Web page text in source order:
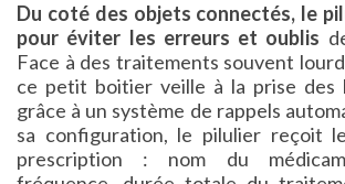
Du coté des objets connectés, le
pour éviter les erreurs et oublis
Face à des traitements souvent
ce petit boitier veille à la prise des
grâce à un système de rappels
sa configuration, le pilulier reçoit
prescription : nom du